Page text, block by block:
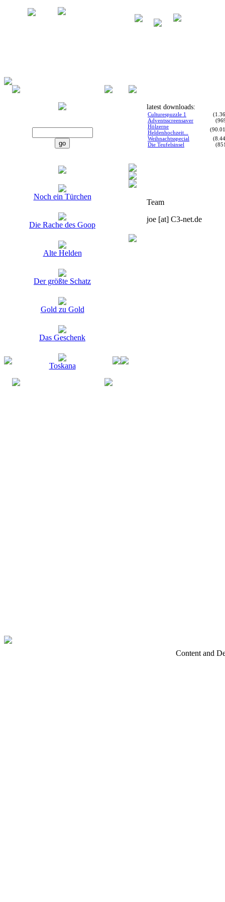
Noch ein Türchen
Die Rache des Goop
Alte Helden
Der größte Schatz
Gold zu Gold
Das Geschenk
Toskana
latest downloads:
Culturespuzzle 1
Adventsscreensaver
Hölzerne
Heldenhochzeit...
Weihnachtsspecial
Die Teufelsinsel
Team
joe [at] C3-net.de
Content and